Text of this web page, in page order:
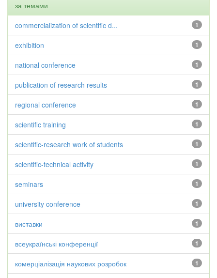
за темами
1
commercialization of scientific d...
1
exhibition
1
national conference
1
publication of research results
1
regional conference
1
scientific training
1
scientific-research work of students
1
scientific-technical activity
1
seminars
1
university conference
1
виставки
1
всеукраїнські конференції
1
комерціалізація наукових розробок